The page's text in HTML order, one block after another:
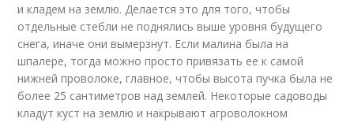
и кладем на землю. Делается это для того, чтобы
отдельные стебли не поднялись выше уровня будущего
снега, иначе они вымерзнут. Если малина была на
шпалере, тогда можно просто привязать ее к самой
нижней проволоке, главное, чтобы высота пучка была не
более 25 сантиметров над землей. Некоторые садоводы
кладут куст на землю и накрывают агроволокном